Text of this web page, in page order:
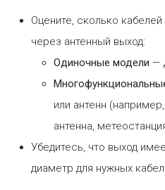
Оцените, сколько
через антенный выход:
Одиночные модели —
или антенн
антенна,
Убедитесь, что выход
диаметр для нужных